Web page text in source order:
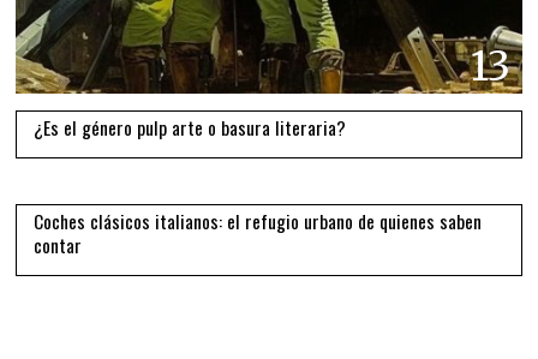
13
¿Es el género pulp arte o basura literaria?
14
Coches clásicos italianos: el refugio urbano de quienes saben
contar